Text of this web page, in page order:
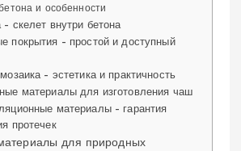
и особенности
скелет внутри бетона
покрытия – простой и доступный
– эстетика и практичность
материалы для изготовления чаш
материалы – гарантия
протечек
для природных